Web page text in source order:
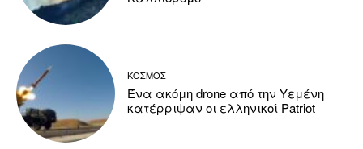
ΚΟΣΜΟΣ
Ένα ακόμη drone από την Υεμένη
κατέρριψαν οι ελληνικοί Patriot